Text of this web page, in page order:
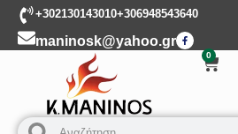
+302130143010+306948543640
maninosk@yahoo.gr
0